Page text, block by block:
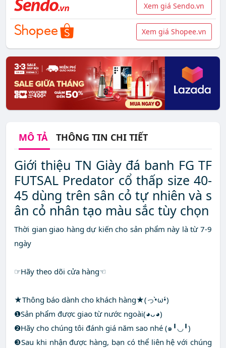
Xem giá Sendo.vn
Xem giá Shopee.vn
MÔ TẢ THÔNG TIN CHI TIẾT
Giới thiệu TN Giày đá banh FG TF
FUTSAL Predator cổ thấp size 40-
45 dùng trên sân cỏ tự nhiên và s
ân cỏ nhân tạo màu sắc tùy chọn
Thời gian giao hàng dự kiến cho sản phẩm này là từ 7-9
ngày
☞Hãy theo dõi cửa hàng☜
★Thông báo dành cho khách hàng★(っ•̀ω•́)
❶Sản phẩm được giao từ nước ngoài(◕ᴗ◕)
❷Hãy cho chúng tôi đánh giá năm sao nhé (๑╹◡╹)
❸Sau khi nhận được hàng, bạn có thể liên hệ với chúng